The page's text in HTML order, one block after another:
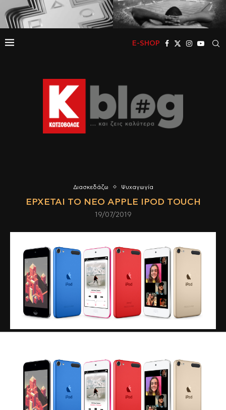
E-SHOP
Διασκεδάζω Ψυχαγωγία
ΈΡΧΕΤΑΙ ΤΟ ΝΈΟ APPLE IPOD TOUCH
19/07/2019